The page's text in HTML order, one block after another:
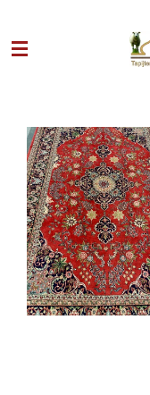
direct
naar